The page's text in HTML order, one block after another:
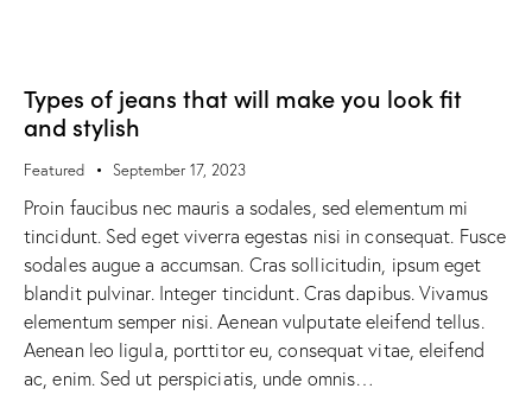
Types of jeans that will make you look fit
and stylish
Featured September 17, 2023
Proin faucibus nec mauris a sodales, sed elementum mi
tincidunt. Sed eget viverra egestas nisi in consequat. Fusce
sodales augue a accumsan. Cras sollicitudin, ipsum eget
blandit pulvinar. Integer tincidunt. Cras dapibus. Vivamus
elementum semper nisi. Aenean vulputate eleifend tellus.
Aenean leo ligula, porttitor eu, consequat vitae, eleifend
ac, enim. Sed ut perspiciatis, unde omnis…